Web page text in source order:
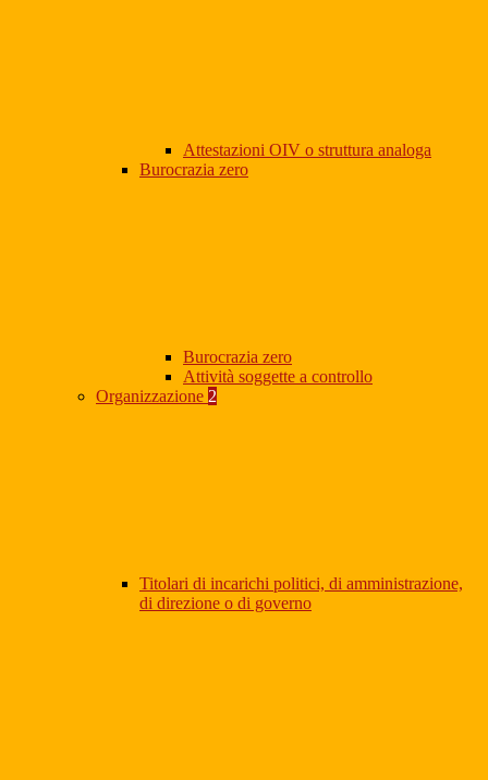
Attestazioni OIV o struttura analoga
Burocrazia zero
Burocrazia zero
Attività soggette a controllo
Organizzazione 2
Titolari di incarichi politici, di amministrazione,
di direzione o di governo